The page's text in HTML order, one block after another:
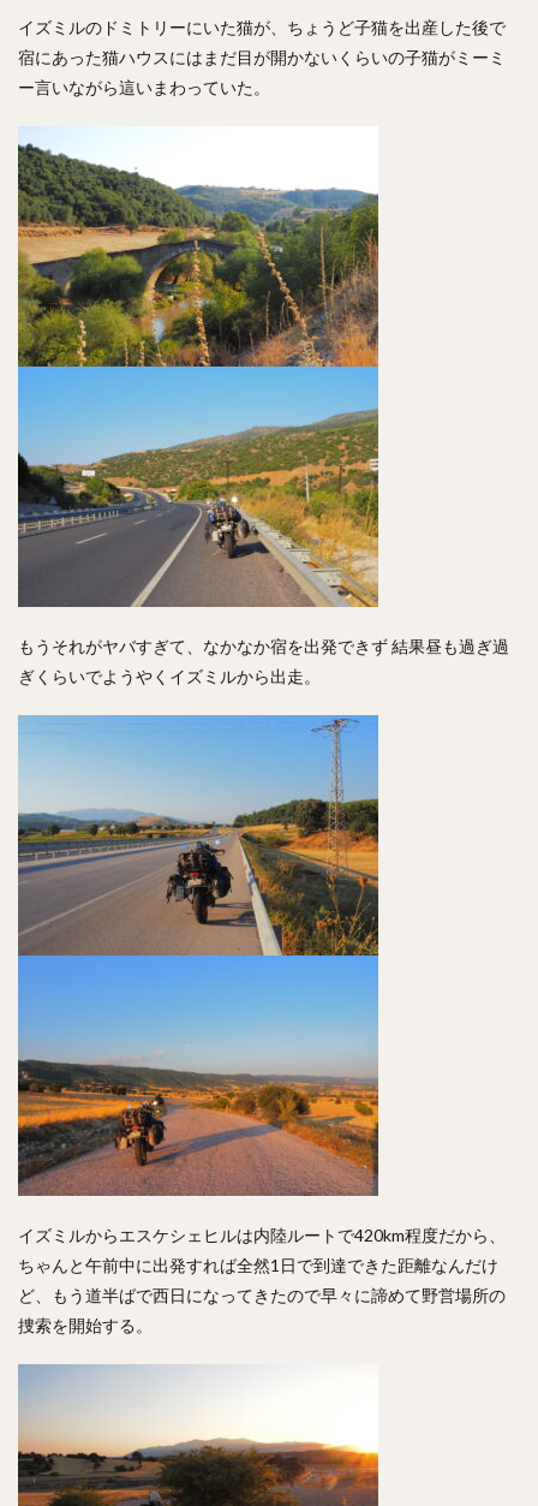
イズミルのドミトリーにいた猫が、ちょうど子猫を出産した後で
宿にあった猫ハウスにはまだ目が開かないくらいの子猫がミーミ
ー言いながら這いまわっていた。
もうそれがヤバすぎて、なかなか宿を出発できず 結果昼も過ぎ過
ぎくらいでようやくイズミルから出走。
イズミルからエスケシェヒルは内陸ルートで420km程度だから、
ちゃんと午前中に出発すれば全然1日で到達できた距離なんだけ
ど、もう道半ばで西日になってきたので早々に諦めて野営場所の
捜索を開始する。